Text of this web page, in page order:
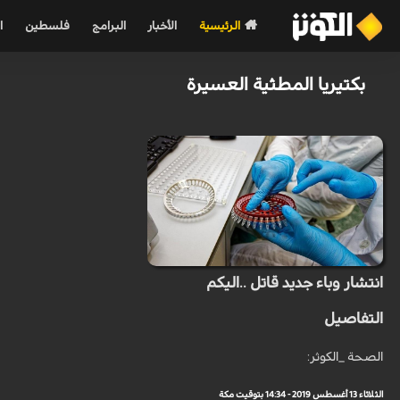
الرئيسية الأخبار البرامج فلسطين
بكتيريا المطثية العسيرة
انتشار وباء جديد قاتل ..اليكم
التفاصيل
الصحة _الكوثر:
الثلاثاء 13 أغسطس 2019 - 14:34 بتوقيت مكة